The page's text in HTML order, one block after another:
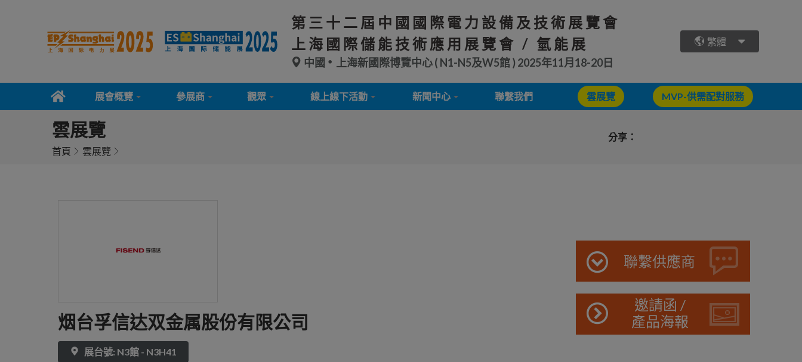
第三十二屆中國國際電力設備及技術展覽會
上海國際儲能技術應用展覽會 / 氫能展
中國 上海新國際博覽中心 ( N1-N5及W5館 ) 2025年11月18-20日
繁體
展會概覽 參展商 觀眾 線上線下活動 新聞中心 聯繫我們 雲展覽 MVP-供需配對服務
雲展覽
首頁 雲展覽
分享：
烟台孚信达双金属股份有限公司
展台號: N3館 - N3H41
聯繫供應商
邀請函 /
產品海報